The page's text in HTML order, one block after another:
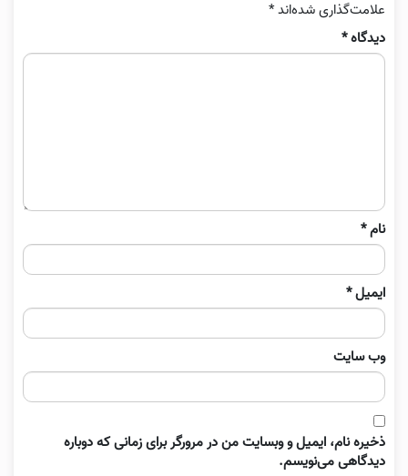
علامت‌گذاری شده‌اند*
دیدگاه*
نام*
ایمیل*
وب‌ سایت
ذخیره نام، ایمیل و وبسایت من در مرورگر برای زمانی که دوباره
دیدگاهی می‌نویسم.